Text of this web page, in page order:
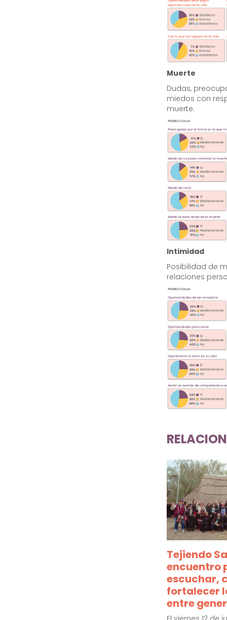
Muerte
Dudas,
miedos con
muerte.
Intimidad
Posibilidad de
relaciones
Tejiendo
encuentro
escuchar,
fortalecer
entre